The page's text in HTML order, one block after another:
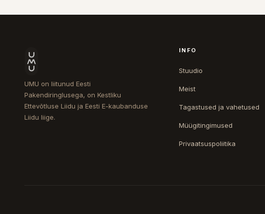
UMU on liitunud Eesti
Pakendiringlusega, on Kestliku
Ettevõtluse Liidu ja Eesti E-kaubanduse
Liidu liige.
INFO
Stuudio
Meist
Tagastused ja vahetused
Müügitingimused
Privaatsuspoliitika